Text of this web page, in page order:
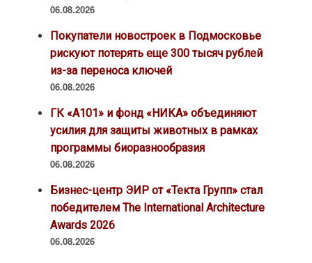
06.08.2026
Покупатели новостроек в Подмосковье
рискуют потерять еще 300 тысяч рублей
из-за переноса ключей
06.08.2026
ГК «А101» и фонд «НИКА» объединяют
усилия для защиты животных в рамках
программы биоразнообразия
06.08.2026
Бизнес-центр ЭИР от «Текта Групп» стал
победителем The International Architecture
Awards 2026
06.08.2026